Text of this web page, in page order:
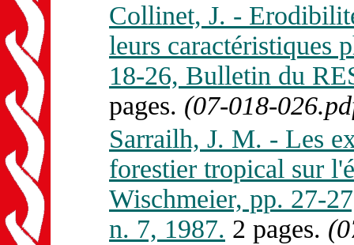
Collinet, J. -
leurs caractéristiques
18-26, Bulletin du
pages. (07-018-
Sarrailh, J. M. - Les
forestier tropical sur
Wischmeier, pp. 27-
n. 7, 1987. 2 pages.